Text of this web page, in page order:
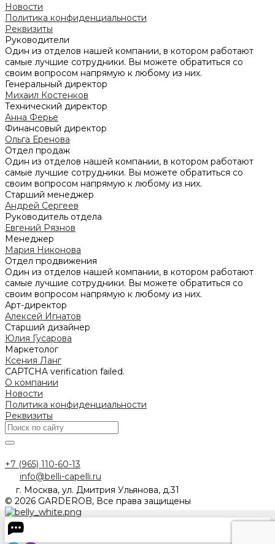
Новости
Политика конфиденциальности
Реквизиты
Руководители
Один из отделов нашей компании, в котором работают
самые лучшие сотрудники. Вы можете обратиться со
своим вопросом напрямую к любому из них.
Генеральный директор
Михаил Костенков
Технический директор
Анна Ферье
Финансовый директор
Ольга Еренова
Отдел продаж
Один из отделов нашей компании, в котором работают
самые лучшие сотрудники. Вы можете обратиться со
своим вопросом напрямую к любому из них.
Старший менеджер
Андрей Сергеев
Руководитель отдела
Евгений Рязнов
Менеджер
Мария Никонова
Отдел продвижения
Один из отделов нашей компании, в котором работают
самые лучшие сотрудники. Вы можете обратиться со
своим вопросом напрямую к любому из них.
Арт-директор
Алексей Игнатов
Старший дизайнер
Юлия Гусарова
Маркетолог
Ксения Ланг
CAPTCHA verification failed.
О компании
Новости
Политика конфиденциальности
Реквизиты
+7 (965) 110-60-13
info@belli-capelli.ru
г. Москва, ул. Дмитрия Ульянова, д.31
© 2026 GARDEROB, Все права защищены